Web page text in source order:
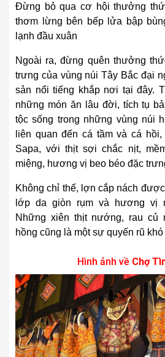
Đừng bỏ qua cơ hội thưởng
thơm lừng bên bếp lửa bập
lạnh đầu xuân
Ngoài ra, đừng quên thưởng
trưng của vùng núi Tây Bắc đại
sản nổi tiếng khắp nơi tại đây.
những món ăn lâu đời, tích tụ
tộc sống trong những vùng núi
liên quan đến cá tầm và cá
Sapa, với thịt sợi chắc nịt,
miệng, hương vị beo béo đặc
Không chỉ thế, lợn cắp nách
lớp da giòn rụm và hương vị
Những xiên thịt nướng, rau củ
hồng cũng là một sự quyến rũ
Hình ảnh về Chợ